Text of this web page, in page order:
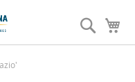
Search